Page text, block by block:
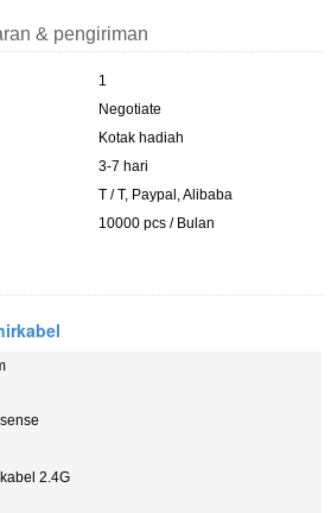
& pengiriman
1
Negotiate
Kotak hadiah
3-7 hari
T / T, Paypal, Alibaba
10000 pcs / Bulan
2.4G